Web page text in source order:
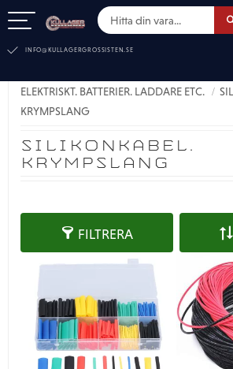
INFO@KULLAGERGROSSISTEN.SE
SILIKONKABEL.
KRYMPSLANG
ELEKTRISKT. BATTERIER. LADDARE ETC.
KRYMPSLANG
FILTRERA